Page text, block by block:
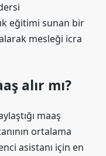
eğitimi sunan bir
mesleği icra
alır mı?
maaş
ortalama
asistanı için en